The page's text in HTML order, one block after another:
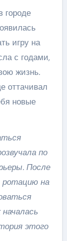
городе
игру на
с годами,
жизнь.
оттачивал
новые
по
После
ротацию на
этого